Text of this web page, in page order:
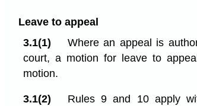
Leave to appeal
3.1(1)
Where an appeal is
court, a motion for leave to
motion.
3.1(2)
Rules 9 and 10 apply